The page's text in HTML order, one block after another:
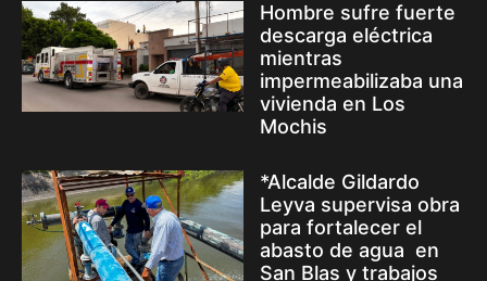
Hombre sufre fuerte
descarga eléctrica
mientras
impermeabilizaba una
vivienda en Los
Mochis
*Alcalde Gildardo
Leyva supervisa obra
para fortalecer el
abasto de agua en
San Blas y trabajos